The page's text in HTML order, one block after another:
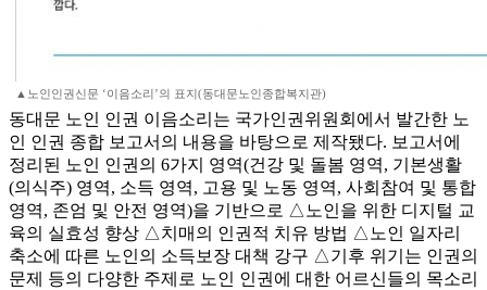
▲노인인권신문 ‘이음소리’의 표지(동대문노인종합복지관)
동대문 노인 인권 이음소리는 국가인권위원회에서 발간한 노
인 인권 종합 보고서의 내용을 바탕으로 제작됐다. 보고서에
정리된 노인 인권의 6가지 영역(건강 및 돌봄 영역, 기본생활
(의식주) 영역, 소득 영역, 고용 및 노동 영역, 사회참여 및 통합
영역, 존엄 및 안전 영역)을 기반으로 △노인을 위한 디지털 교
육의 실효성 향상 △치매의 인권적 치유 방법 △노인 일자리
축소에 따른 노인의 소득보장 대책 강구 △기후 위기는 인권의
문제 등의 다양한 주제로 노인 인권에 대한 어르신들의 목소리